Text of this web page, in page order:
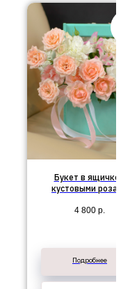
Букет в ящичке с
кустовыми розами
4 800 р.
Подробнее